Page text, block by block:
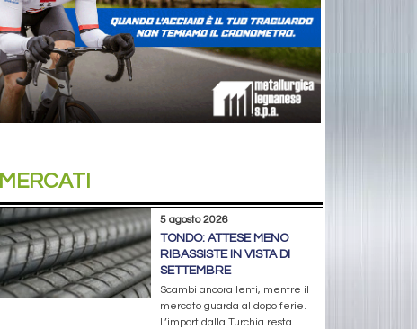
MERCATI
5 agosto 2026
TONDO: ATTESE MENO
RIBASSISTE IN VISTA DI
SETTEMBRE
Scambi ancora lenti, mentre il
mercato guarda al dopo ferie.
L’import dalla Turchia resta